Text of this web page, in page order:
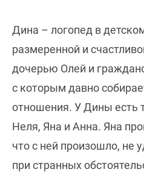
Дина – логопед в
размеренной и
дочерью Олей и
с которым давно
отношения. У Дины есть
Неля, Яна и Анна. Яна
что с ней произошло, не
при странных